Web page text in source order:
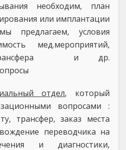
необходим, план
или имплантации
предлагаем, условия
мед.мероприятий,
трансфера и др.
отдел, который
вопросами :
трансфер, заказ места
переводчика на
и диагностики,